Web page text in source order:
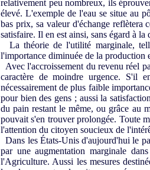
relativement peu nombreux, ils
élevé. L'exemple de l'eau se situe au
bas prix, sa valeur d'échange reflètera
satisfaire. Il en est ainsi, sans égard à
La théorie de l'utilité marginale,
l'importance diminuée de la production
Avec l'accroissement du revenu réel
caractère de moindre urgence. S'il
nécessairement de plus faible
pour bien des gens ; aussi la
du pain restant le même, ou grâce au
pouvait s'en trouver prolongée. Toute
l'attention du citoyen soucieux de
Dans les États-Unis d'aujourd'hui le
par une augmentation marginale
l'Agriculture. Aussi les mesures